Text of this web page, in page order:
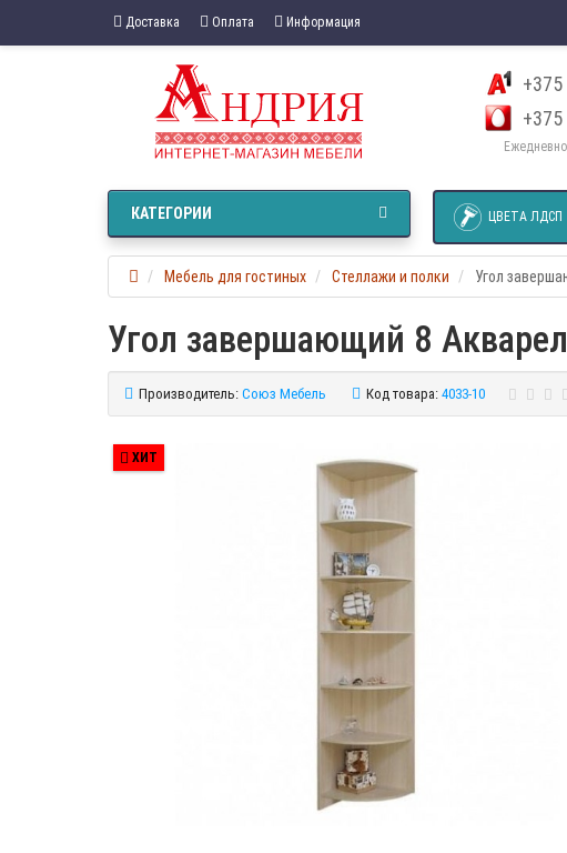
Доставка Оплата Информация
ЦВЕТА ЛДСП
КАТЕГОРИИ
Мебель для гостиных Стеллажи и полки Угол
Угол завершающий 8
Производитель: Союз Мебель Код товара: 4033-10
ХИТ